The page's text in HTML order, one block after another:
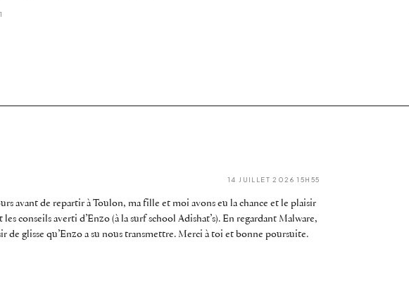
14 JUILLET 2026 15H55
avant de repartir à Toulon, ma fille et moi avons eu la chance et le plaisir
conseils averti d’Enzo (à la surf school Adishat’s). En regardant Malware,
de glisse qu’Enzo a su nous transmettre. Merci à toi et bonne poursuite.